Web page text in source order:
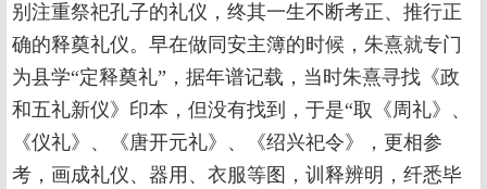
别注重祭祀孔子的礼仪，终其一生不断考正、推行正
确的释奠礼仪。早在做同安主簿的时候，朱熹就专门
为县学“定释奠礼”，据年谱记载，当时朱熹寻找《政
和五礼新仪》印本，但没有找到，于是“取《周礼》、
《仪礼》、《唐开元礼》、《绍兴祀令》，更相参
考，画成礼仪、器用、衣服等图，训释辨明，纤悉毕